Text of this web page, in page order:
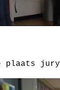
plaats jury